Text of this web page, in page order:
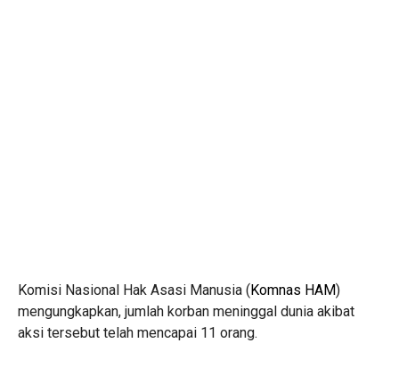
Komisi Nasional Hak Asasi Manusia (Komnas HAM)
mengungkapkan, jumlah korban meninggal dunia akibat
aksi tersebut telah mencapai 11 orang.